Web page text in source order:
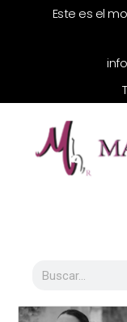
Este es el